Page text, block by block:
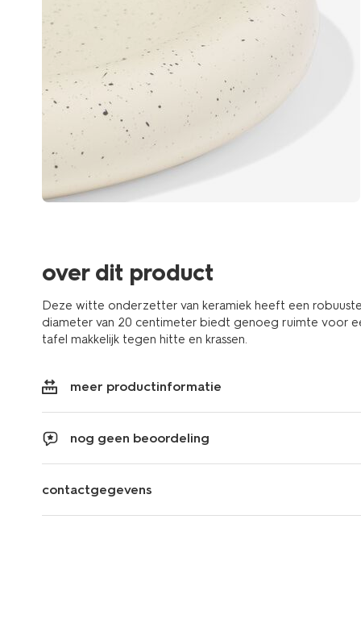
over dit product
Deze witte onderzetter van keramiek heeft een
diameter van 20 centimeter biedt genoeg ruimte voor
tafel makkelijk tegen hitte en krassen.
meer productinformatie
nog geen beoordeling
contactgegevens